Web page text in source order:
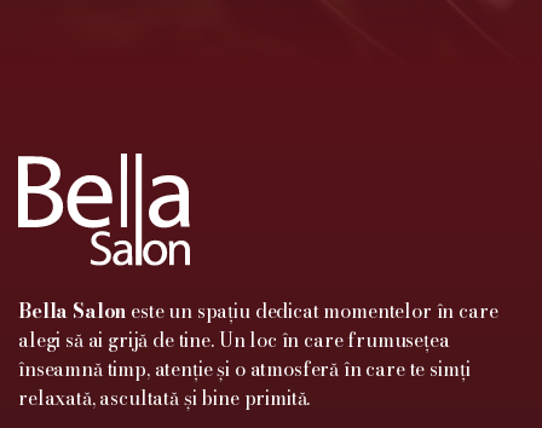
0722.459.499
Bella Salon este un spațiu dedicat momentelor în care
alegi să ai grijă de tine. Un loc în care frumusețea
înseamnă timp, atenție și o atmosferă în care te simți
relaxată, ascultată și bine primită.